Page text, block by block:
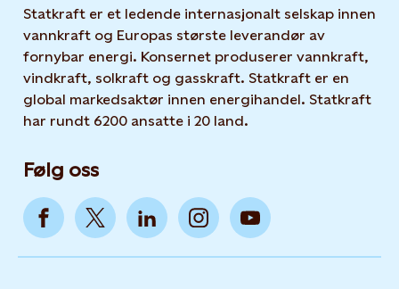
Statkraft er et ledende internasjonalt selskap innen
vannkraft og Europas største leverandør av
fornybar energi. Konsernet produserer vannkraft,
vindkraft, solkraft og gasskraft. Statkraft er en
global markedsaktør innen energihandel. Statkraft
har rundt 6200 ansatte i 20 land.
Følg oss